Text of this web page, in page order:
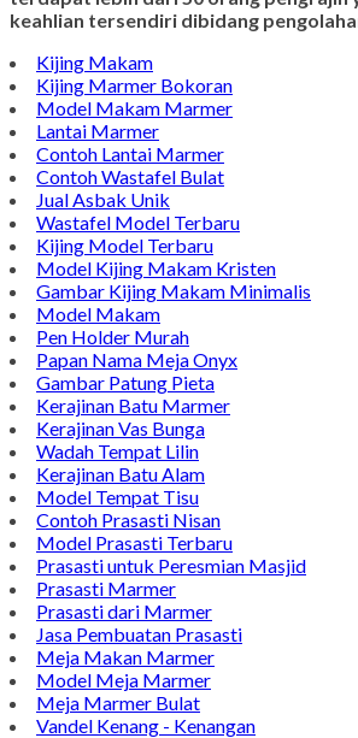
keahlian tersendiri dibidang
Kijing Makam
Kijing Marmer Bokoran
Model Makam Marmer
Lantai Marmer
Contoh Lantai Marmer
Contoh Wastafel Bulat
Jual Asbak Unik
Wastafel Model Terbaru
Kijing Model Terbaru
Model Kijing Makam Kristen
Gambar Kijing Makam Minimalis
Model Makam
Pen Holder Murah
Papan Nama Meja Onyx
Gambar Patung Pieta
Kerajinan Batu Marmer
Kerajinan Vas Bunga
Wadah Tempat Lilin
Kerajinan Batu Alam
Model Tempat Tisu
Contoh Prasasti Nisan
Model Prasasti Terbaru
Prasasti untuk Peresmian Masjid
Prasasti Marmer
Prasasti dari Marmer
Jasa Pembuatan Prasasti
Meja Makan Marmer
Model Meja Marmer
Meja Marmer Bulat
Vandel Kenang - Kenangan